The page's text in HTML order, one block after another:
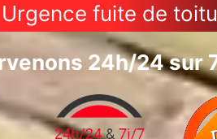
Urgence fuite de
24h/24 sur